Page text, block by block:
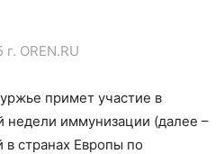
OREN.RU
примет участие в
недели иммунизации (далее –
странах Европы по